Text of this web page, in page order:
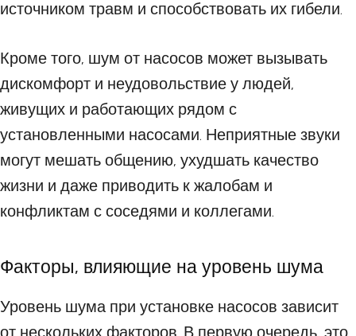
источником травм и способствовать их гибели.
Кроме того, шум от насосов может вызывать
дискомфорт и неудовольствие у людей,
живущих и работающих рядом с
установленными насосами. Неприятные звуки
могут мешать общению, ухудшать качество
жизни и даже приводить к жалобам и
конфликтам с соседями и коллегами.
Факторы, влияющие на уровень шума
Уровень шума при установке насосов зависит
от нескольких факторов. В первую очередь, это